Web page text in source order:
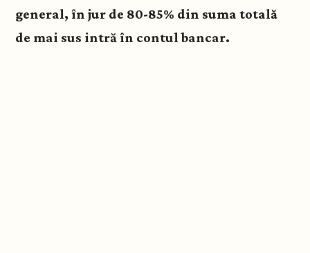
general, în jur de 80-85% din suma totală
de mai sus intră în contul bancar.